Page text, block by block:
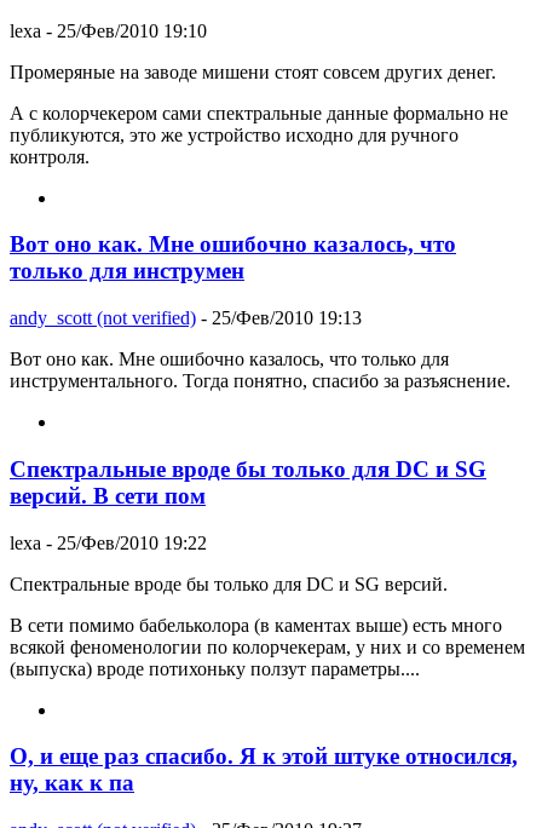
lexa - 25/Фев/2010 19:10
Промеряные на заводе мишени стоят совсем других денег.
А с колорчекером сами спектральные данные формально не
публикуются, это же устройство исходно для ручного
контроля.
Вот оно как. Мне ошибочно казалось, что
только для инструмен
andy_scott (not verified) - 25/Фев/2010 19:13
Вот оно как. Мне ошибочно казалось, что только для
инструментального. Тогда понятно, спасибо за разъяснение.
Спектральные вроде бы только для DC и SG
версий. В сети пом
lexa - 25/Фев/2010 19:22
Спектральные вроде бы только для DC и SG версий.
В сети помимо бабельколора (в каментах выше) есть много
всякой феноменологии по колорчекерам, у них и со временем
(выпуска) вроде потихоньку ползут параметры....
О, и еще раз спасибо. Я к этой штуке относился,
ну, как к па